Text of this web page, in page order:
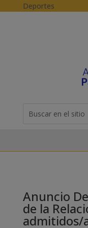
Skip to content
Deportes
for...
Anuncio
de la
admitidos/